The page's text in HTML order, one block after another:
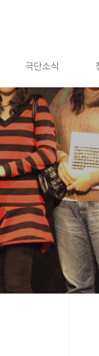
극단소식